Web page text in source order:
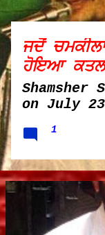
ਜਦੋਂ
ਹੋਇਆ ਕਤਲ
Shamsher
on July
1